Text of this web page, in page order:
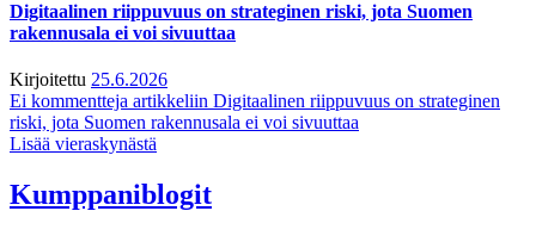
Digitaalinen riippuvuus on strateginen riski, jota Suomen
rakennusala ei voi sivuuttaa
Kirjoitettu 25.6.2026
Ei kommentteja artikkeliin Digitaalinen riippuvuus on strateginen
riski, jota Suomen rakennusala ei voi sivuuttaa
Lisää vieraskynästä
Kumppaniblogit